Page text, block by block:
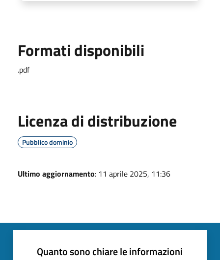
Formati disponibili
.pdf
Licenza di distribuzione
Pubblico dominio
Ultimo aggiornamento: 11 aprile 2025, 11:36
Quanto sono chiare le informazioni